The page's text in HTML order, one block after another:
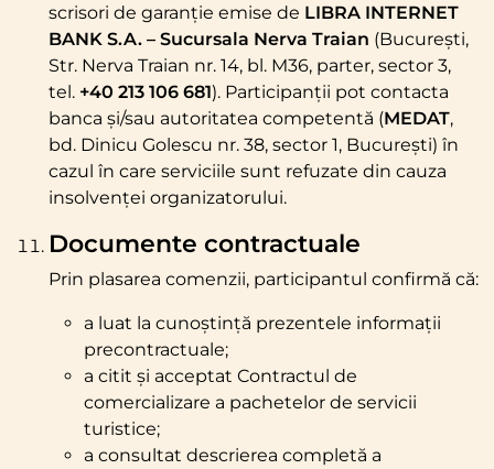
scrisori de garanție emise de LIBRA INTERNET
BANK S.A. – Sucursala Nerva Traian (București,
Str. Nerva Traian nr. 14, bl. M36, parter, sector 3,
tel. +40 213 106 681). Participanții pot contacta
banca și/sau autoritatea competentă (MEDAT,
bd. Dinicu Golescu nr. 38, sector 1, București) în
cazul în care serviciile sunt refuzate din cauza
insolvenței organizatorului.
Documente contractuale
Prin plasarea comenzii, participantul confirmă că:
a luat la cunoștință prezentele informații
precontractuale;
a citit și acceptat Contractul de
comercializare a pachetelor de servicii
turistice;
a consultat descrierea completă a